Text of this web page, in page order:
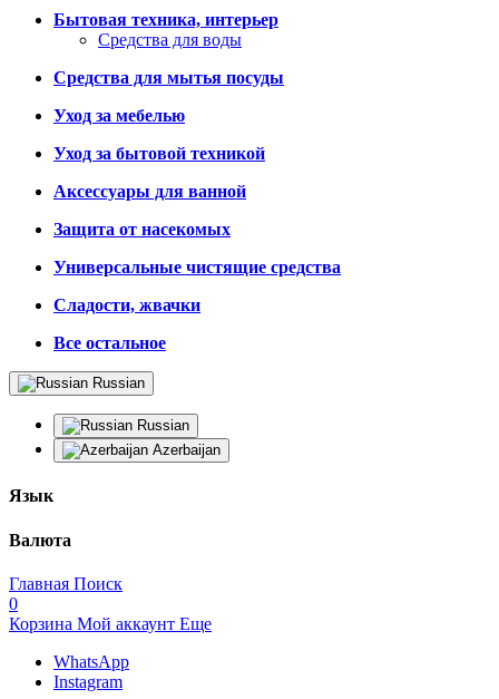
Бытовая техника, интерьер
Средства для воды
Средства для мытья посуды
Уход за мебелью
Уход за бытовой техникой
Аксессуары для ванной
Защита от насекомых
Универсальные чистящие средства
Сладости, жвачки
Все остальное
Russian
Russian
Azerbaijan
Язык
Валюта
Главная Поиск
0
Корзина Мой аккаунт Еще
WhatsApp
Instagram